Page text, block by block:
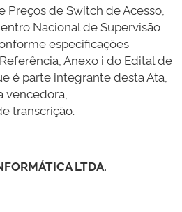
Preços de Switch de Acesso,
Nacional de Supervisão
especificações
Anexo i do Edital de
é parte integrante desta Ata,
vencedora,
transcrição.
LTDA.